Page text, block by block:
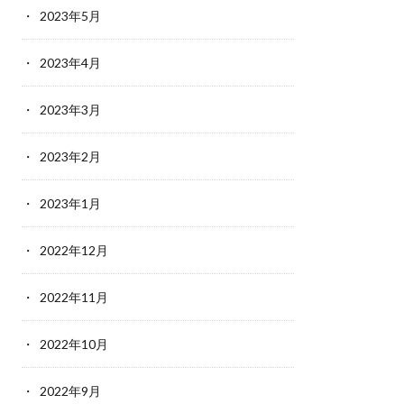
2023年5月
2023年4月
2023年3月
2023年2月
2023年1月
2022年12月
2022年11月
2022年10月
2022年9月